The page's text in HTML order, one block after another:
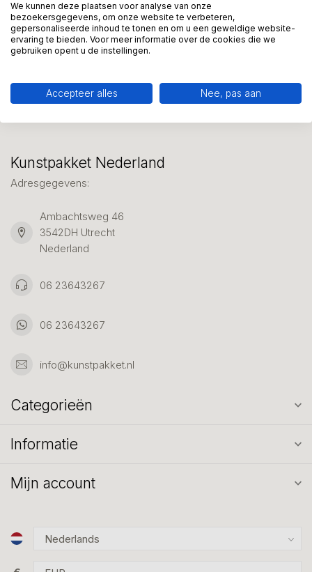
Meer informatie?
We helpen graag met uw keuze of geven advies, bel of app
ons 7 dagen per week: 06-23643267
Klantenservice
Kunstpakket Nederland
Adresgegevens:
Ambachtsweg 46
3542DH Utrecht
Nederland
06 23643267
06 23643267
info@kunstpakket.nl
Categorieën
Informatie
Mijn account
We kunnen deze plaatsen voor analyse van onze
bezoekersgegevens, om onze website te verbeteren,
gepersonaliseerde inhoud te tonen en om u een geweldige website-
ervaring te bieden. Voor meer informatie over de cookies die we
gebruiken opent u de instellingen.
Accepteer alles Nee, pas aan